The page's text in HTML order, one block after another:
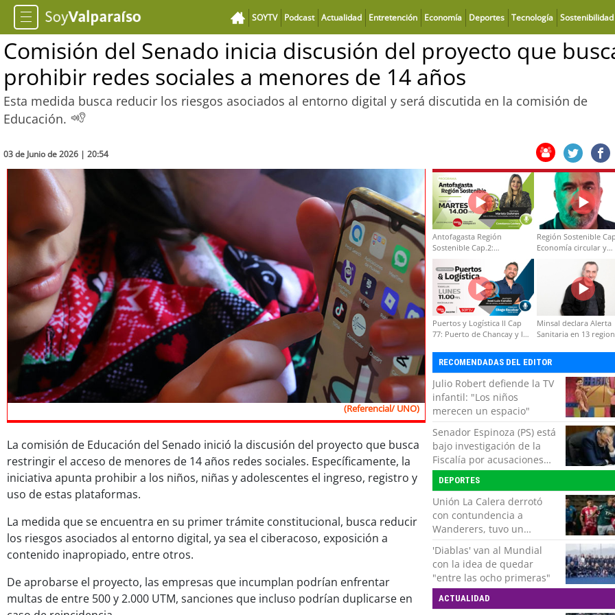
SOYTV Podcast Actualidad Entretención Economía Deportes Tecnología Sostenibilidad
Comisión del Senado inicia discusión del proyecto que
prohibir redes sociales a menores de 14 años
Esta medida busca reducir los riesgos asociados al entorno digital y será discutida en la comisión de
Educación.
03 de Junio de 2026 | 20:54
(Referencial/ UNO)
La comisión de Educación del Senado inició la discusión del proyecto que busca
restringir el acceso de menores de 14 años redes sociales. Específicamente, la
iniciativa apunta prohibir a los niños, niñas y adolescentes el ingreso, registro y
uso de estas plataformas.
La medida que se encuentra en su primer trámite constitucional, busca reducir
los riesgos asociados al entorno digital, ya sea el ciberacoso, exposición a
contenido inapropiado, entre otros.
De aprobarse el proyecto, las empresas que incumplan podrían enfrentar
multas de entre 500 y 2.000 UTM, sanciones que incluso podrían duplicarse en
Antofagasta Región
Sostenible Cap.2:
Educación ambiental y
formación de capacidades
técnicas
Región Sostenible
Economía circular y
Puertos y Logística II Cap
77: Puerto de Chancay y la
Minsal declara Alerta
Sanitaria en 13
RECOMENDADAS DEL EDITOR
Julio Robert defiende la TV
infantil: "Los niños
merecen un espacio"
Senador Espinoza (PS) está
bajo investigación de la
Fiscalía por acusaciones
cruzadas de agresión con
su pareja
DEPORTES
Unión La Calera derrotó
con contundencia a
Wanderers, tuvo un
respiro y clasificó en Copa
Chile
'Diablas' van al Mundial
con la idea de quedar
"entre las ocho primeras"
ACTUALIDAD